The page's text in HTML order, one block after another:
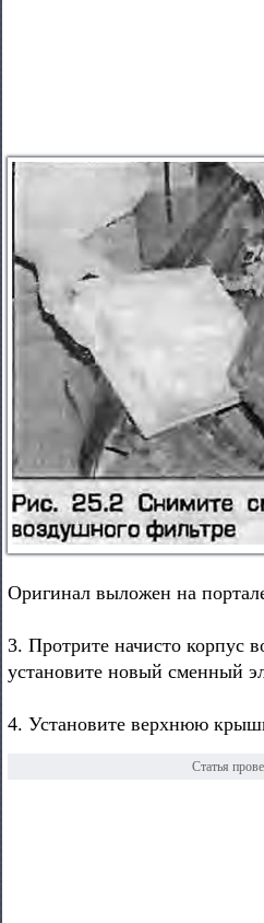
Оригинал выложен на
3. Протрите начисто корпус
установите новый сменный
4. Установите верхнюю
Статья